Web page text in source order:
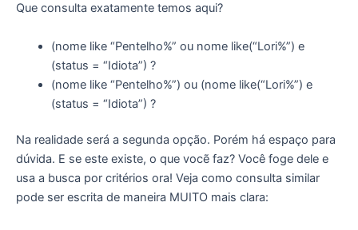
Que consulta exatamente temos aqui?
(nome like “Pentelho%” ou nome like(“Lori%”) e
(status = “Idiota”) ?
(nome like “Pentelho%”) ou (nome like(“Lori%”) e
(status = “Idiota”) ?
Na realidade será a segunda opção. Porém há espaço para
dúvida. E se este existe, o que vocẽ faz? Você foge dele e
usa a busca por critérios ora! Veja como consulta similar
pode ser escrita de maneira MUITO mais clara: